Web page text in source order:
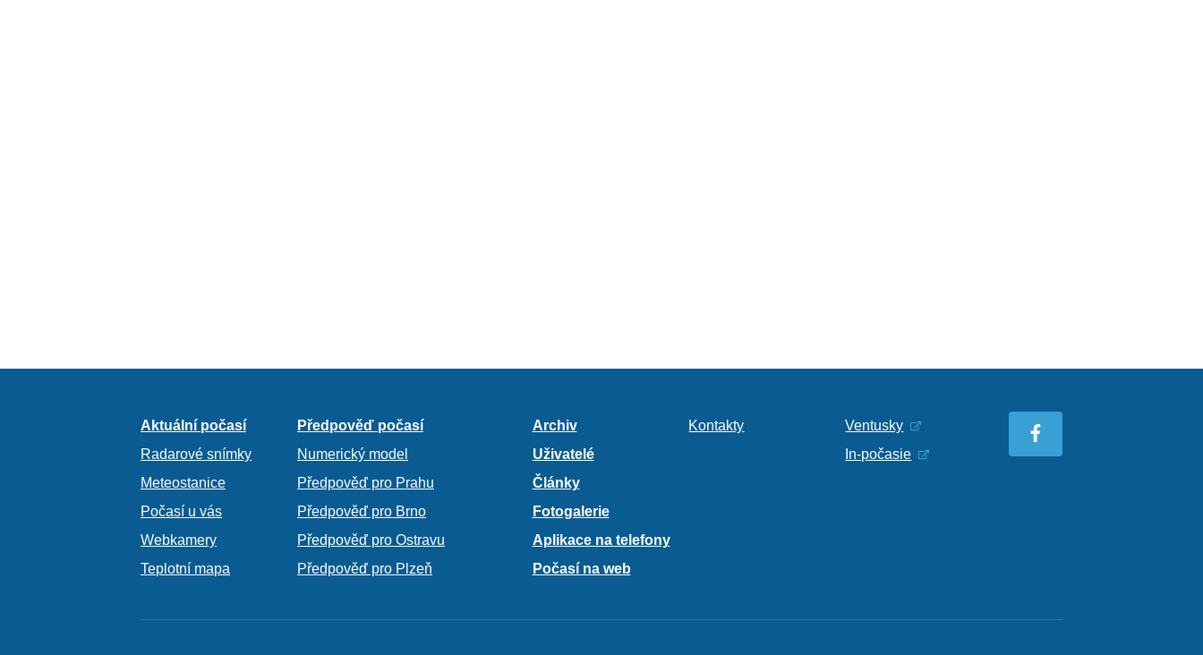
Aktuální počasí
Radarové snímky
Meteostanice
Počasí u vás
Webkamery
Teplotní mapa
Předpověď počasí
Numerický model
Předpověď pro Prahu
Předpověď pro Brno
Předpověď pro Ostravu
Předpověď pro Plzeň
Archiv
Uživatelé
Články
Fotogalerie
Aplikace na telefony
Počasí na web
Kontakty
Ventusky
In-počasie